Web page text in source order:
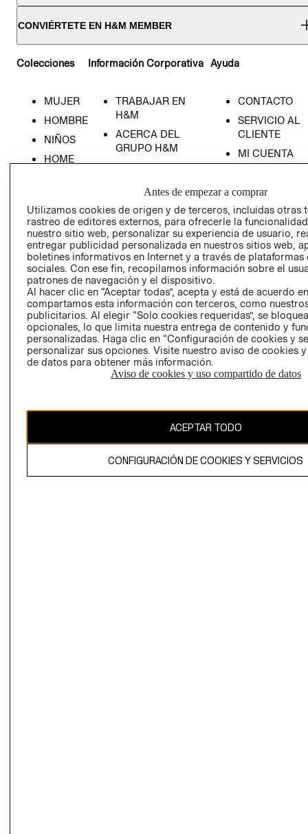
CONVIÉRTETE EN H&M MEMBER
Colecciones
MUJER
HOMBRE
NIÑOS
HOME
Información Corporativa
TRABAJAR EN
H&M
ACERCA DEL
GRUPO H&M
RESPONSABILIDAD
RELACIÓN CON
INVERSIONISTAS
POLÍTICA
EMPRESARIAL
Ayuda
CONTACTO
SERVICIO AL
CLIENTE
MI CUENTA
- RETIRO EN
TIENDA
TÉRMINOS Y
CONDICIONES
AVISO DE
PRIVACIDAD
GIFT CARD
AVISO DE
COOKIES
Chile ($)
Antes de empezar a comprar
Utilizamos cookies de origen y de terceros, incluidas otras
rastreo de editores externos, para ofrecerle la
nuestro sitio web, personalizar su experiencia de usuario,
entregar publicidad personalizada en nuestros sitios web,
boletines informativos en Internet y a través de plataformas
sociales. Con ese fin, recopilamos información sobre el
patrones de navegación y el dispositivo.
Al hacer clic en “Aceptar todas”, acepta y está de acuerdo
compartamos esta información con terceros, como
publicitarios. Al elegir “Solo cookies requeridas”, se
opcionales, lo que limita nuestra entrega de contenido y
personalizadas. Haga clic en “Configuración de cookies y
personalizar sus opciones. Visite nuestro aviso de cookies
de datos para obtener más información.
Aviso de cookies y uso compartido de datos
ACEPTAR TODO
CONFIGURACIÓN DE COOKIES Y SERVICIOS